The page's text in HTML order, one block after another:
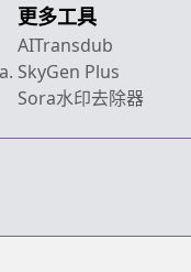
更多工具
AITransdub
SkyGen Plus
Sora水印去除器